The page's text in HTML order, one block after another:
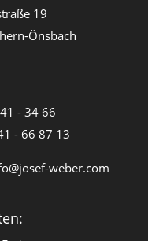
19
Önsbach
- 34 66
- 66 87 13
weber.com